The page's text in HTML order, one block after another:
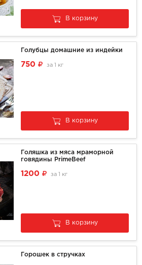
В корзину
Голубцы домашние из индейки
750 за 1 кг
В корзину
Голяшка из мяса мраморной
говядины PrimeBeef
1200 за 1 кг
В корзину
Горошек в стручках